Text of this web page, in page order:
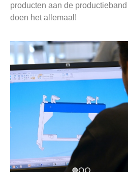
producten aan de
doen het allemaal!